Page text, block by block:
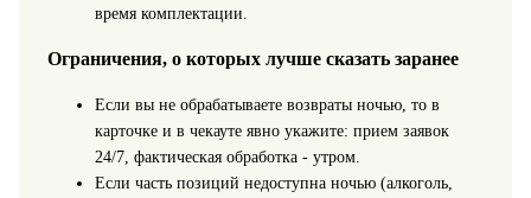
время комплектации.
Ограничения, о которых лучше сказать заранее
Если вы не обрабатываете возвраты ночью, то в
карточке и в чекауте явно укажите: прием заявок
24/7, фактическая обработка - утром.
Если часть позиций недоступна ночью (алкоголь,